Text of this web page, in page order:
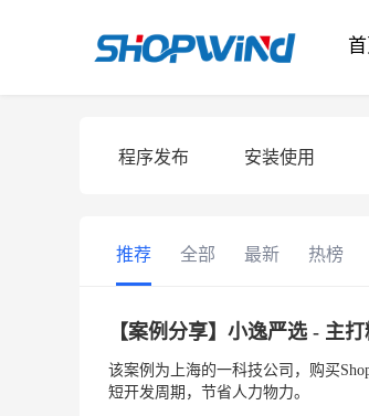
程序发布 安装使用
推荐 全部 最新 热榜
【案例分享】小逸严选 - 主
该案例为上海的一科技公司，购买
短开发周期，节省人力物力。